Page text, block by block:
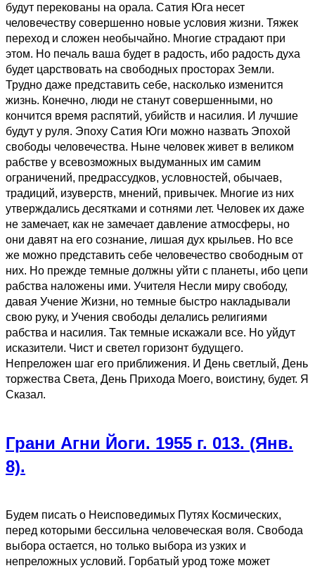
будут перекованы на орала. Сатия Юга несет
человечеству совершенно новые условия жизни. Тяжек
переход и сложен необычайно. Многие страдают при
этом. Но печаль ваша будет в радость, ибо радость духа
будет царствовать на свободных просторах Земли.
Трудно даже представить себе, насколько изменится
жизнь. Конечно, люди не станут совершенными, но
кончится время распятий, убийств и насилия. И лучшие
будут у руля. Эпоху Сатия Юги можно назвать Эпохой
свободы человечества. Ныне человек живет в великом
рабстве у всевозможных выдуманных им самим
ограничений, предрассудков, условностей, обычаев,
традиций, изуверств, мнений, привычек. Многие из них
утверждались десятками и сотнями лет. Человек их даже
не замечает, как не замечает давление атмосферы, но
они давят на его сознание, лишая дух крыльев. Но все
же можно представить себе человечество свободным от
них. Но прежде темные должны уйти с планеты, ибо цепи
рабства наложены ими. Учителя Несли миру свободу,
давая Учение Жизни, но темные быстро накладывали
свою руку, и Учения свободы делались религиями
рабства и насилия. Так темные искажали все. Но уйдут
исказители. Чист и светел горизонт будущего.
Непреложен шаг его приближения. И День светлый, День
торжества Света, День Прихода Моего, воистину, будет. Я
Сказал.
Грани Агни Йоги. 1955 г. 013. (Янв.
8).
Будем писать о Неисповедимых Путях Космических,
перед которыми бессильна человеческая воля. Свобода
выбора остается, но только выбора из узких и
непреложных условий. Горбатый урод тоже может